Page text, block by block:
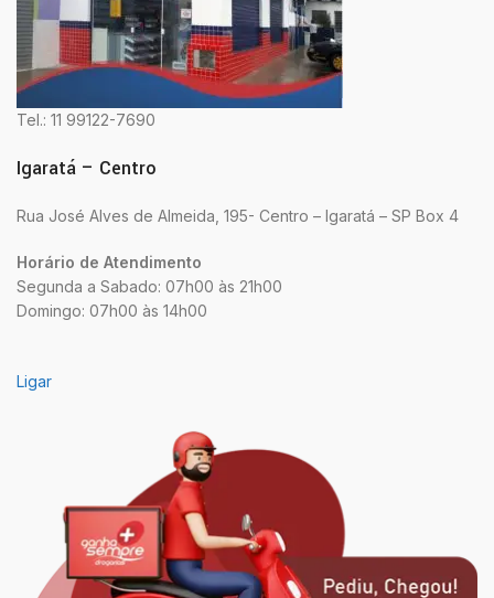
Tel.: 11 99122-7690
Igaratá – Centro
Rua José Alves de Almeida, 195- Centro – Igaratá – SP Box 4
Horário de Atendimento
Segunda a Sabado: 07h00 às 21h00
Domingo: 07h00 às 14h00
Ligar